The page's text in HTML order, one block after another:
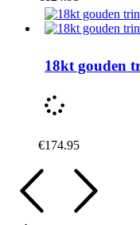
18kt gouden
€174.95